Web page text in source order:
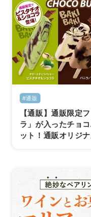
#通販
【通販】通販限定
ラ」が入ったチョ
ット！通販オリジ